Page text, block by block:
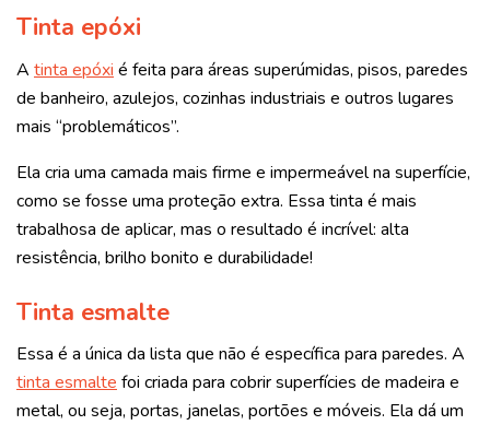
Tinta epóxi
A tinta epóxi é feita para áreas superúmidas, pisos, paredes
de banheiro, azulejos, cozinhas industriais e outros lugares
mais “problemáticos”.
Ela cria uma camada mais firme e impermeável na superfície,
como se fosse uma proteção extra. Essa tinta é mais
trabalhosa de aplicar, mas o resultado é incrível: alta
resistência, brilho bonito e durabilidade!
Tinta esmalte
Essa é a única da lista que não é específica para paredes. A
tinta esmalte foi criada para cobrir superfícies de madeira e
metal, ou seja, portas, janelas, portões e móveis. Ela dá um